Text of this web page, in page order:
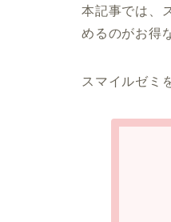
本記事では、
めるのがお得
スマイルゼミ